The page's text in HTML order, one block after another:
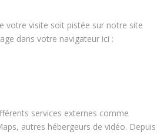
votre visite soit pistée sur notre site
dans votre navigateur ici :
services externes comme
autres hébergeurs de vidéo. Depuis